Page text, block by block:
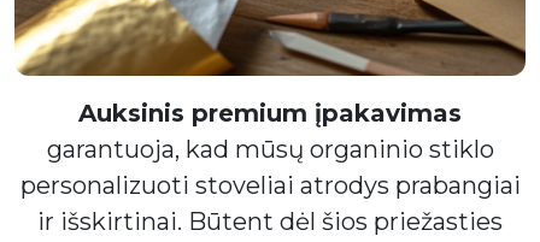
Auksinis premium įpakavimas
garantuoja, kad mūsų organinio stiklo
personalizuoti stoveliai atrodys prabangiai
ir išskirtinai. Būtent dėl šios priežasties